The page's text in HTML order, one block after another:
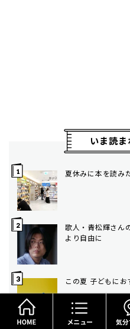
いま読
夏休みに本を読み
歌人・青松輝さん
より自由に
この夏 子どもにお